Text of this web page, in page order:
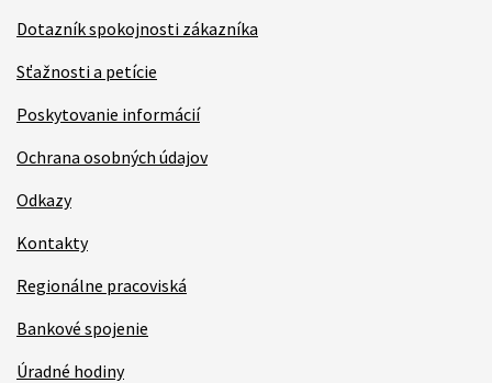
Dotazník spokojnosti zákazníka
Sťažnosti a petície
Poskytovanie informácií
Ochrana osobných údajov
Odkazy
Kontakty
Regionálne pracoviská
Bankové spojenie
Úradné hodiny